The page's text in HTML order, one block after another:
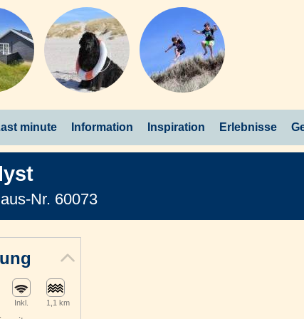
minute Information Inspiration Erlebnisse
Nr. 60073
Inkl. 1,1 km